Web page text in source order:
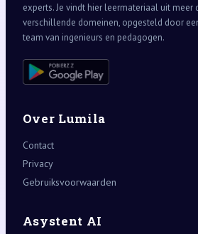
experts. Je vindt hier leermateriaal uit meer
verschillende domeinen, opgesteld door
team van ingenieurs en pedagogen.
Over Lumila
Contact
Privacy
Gebruiksvoorwaarden
Asystent AI